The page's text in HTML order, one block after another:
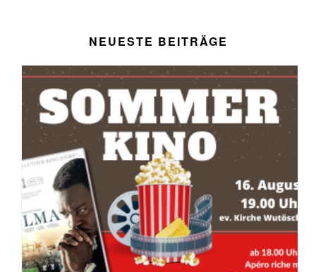
NEUESTE BEITRÄGE